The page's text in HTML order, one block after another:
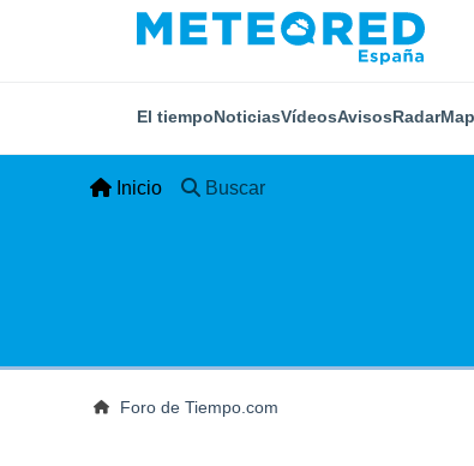
El tiempoNoticiasVídeosAvisosRadar
Inicio Buscar
Foro de Tiempo.com